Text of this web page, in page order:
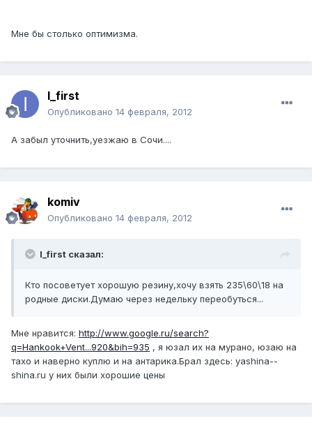
Мне бы столько оптимизма.
I_first
Опубликовано 14 февраля, 2012
А забыл уточнить,уезжаю в Сочи....
komiv
Опубликовано 14 февраля, 2012
I_first сказал:
Кто посоветует хорошую резину,хочу взять 235\60\18 на
родные диски.Думаю через недельку переобуться...
Мне нравится: http://www.google.ru/search?
q=Hankook+Vent...920&bih=935 , я юзал их на мурано, юзаю на
тахо и наверно куплю и на антарика.Брал здесь: yashina-­
shina.­ru у них были хорошие цены